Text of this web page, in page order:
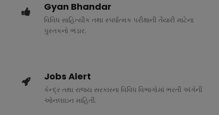
Gyan Bhandar
વિવિધ સાહિત્યીક તથા સ્પર્ધાત્મક પરીક્ષાની તૈયારી માટેના
પુસ્તકનો ભંડાર.
Jobs Alert
કેન્દ્ર તથા રાજ્ય સરકારના વિવિધ વિભાગોમાં ભરતી અંગેની
ઓનલાઇન માહિતી.